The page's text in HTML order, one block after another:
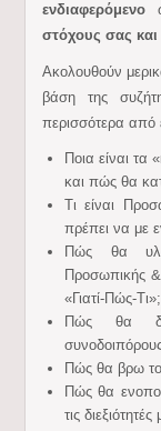
ενδιαφερόμενο
στόχους σας
Ακολουθούν
βάση της
περισσότερα από
Ποια είναι τα
και πώς θα
Τι είναι
πρέπει να με
Πώς θα
Προσωπικής
«Γιατί-Πώς-Τι»;
Πώς θα
Πώς θα βρω
Πώς θα
τις διεξιότητές